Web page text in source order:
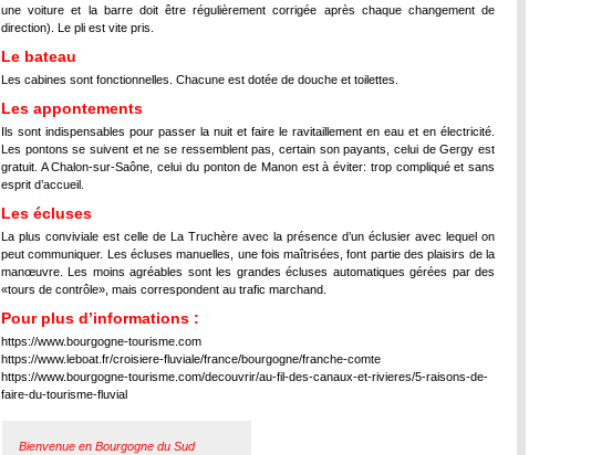
une voiture et la barre doit être régulièrement corrigée après chaque changement de
direction). Le pli est vite pris.
Le bateau
Les cabines sont fonctionnelles. Chacune est dotée de douche et toilettes.
Les appontements
Ils sont indispensables pour passer la nuit et faire le ravitaillement en eau et en électricité.
Les pontons se suivent et ne se ressemblent pas, certain son payants, celui de Gergy est
gratuit. A Chalon-sur-Saône, celui du ponton de Manon est à éviter: trop compliqué et sans
esprit d’accueil.
Les écluses
La plus conviviale est celle de La Truchère avec la présence d’un éclusier avec lequel on
peut communiquer. Les écluses manuelles, une fois maîtrisées, font partie des plaisirs de la
manœuvre. Les moins agréables sont les grandes écluses automatiques gérées par des
«tours de contrôle», mais correspondent au trafic marchand.
Pour plus d’informations :
https://www.bourgogne-tourisme.com
https://www.leboat.fr/croisiere-fluviale/france/bourgogne/franche-comte
https://www.bourgogne-tourisme.com/decouvrir/au-fil-des-canaux-et-rivieres/5-raisons-de-
faire-du-tourisme-fluvial
Bienvenue en Bourgogne du Sud